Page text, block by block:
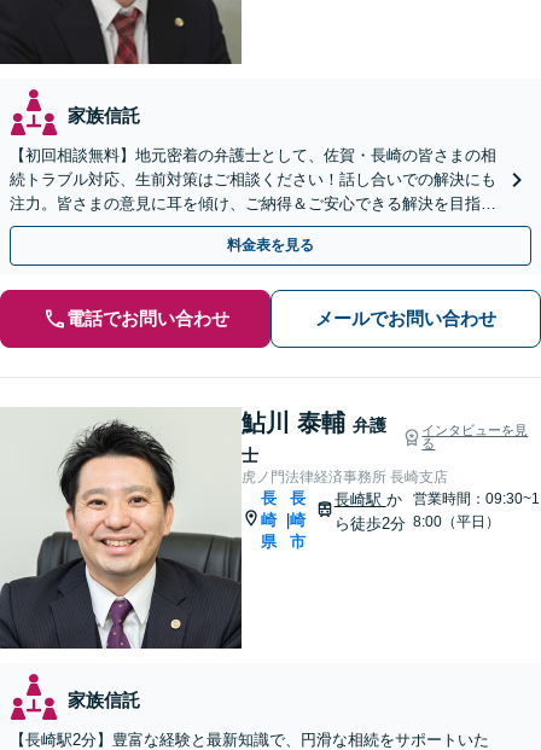
家族信託
【初回相談無料】地元密着の弁護士として、佐賀・長崎の皆さまの相
続トラブル対応、生前対策はご相談ください！話し合いでの解決にも
注力。皆さまの意見に耳を傾け、ご納得＆ご安心できる解決を目指し
ます【当日相談可】【駐車場あり】【武雄温泉駅8分】
料金表を見る
電話でお問い合わせ メールでお問い合わせ
鮎川 泰輔 弁護
士
インタビューを見
る
虎ノ門法律経済事務所 長崎支店
長
崎
県
長
崎
市
長崎駅 か
ら徒歩2分
営業時間：09:30~1
8:00（平日）
家族信託
【長崎駅2分】豊富な経験と最新知識で、円滑な相続をサポートいた